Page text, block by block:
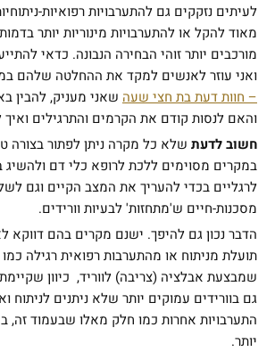
לעיתים נזקקים גם להתערבויות רפואיות-
מאוד להקל או להתערבויות מינוריות יותר
מורכבים יותר זוהי הבחירה הנבונה. כדאי
ואני עוזר לאנשים למקד את ההחלטה שלהם
– חוות דעת בת חצי שעה שאני מעניק, להבין
והאם לנסות קודם את הקרמים והתרגילים
חשוב לדעת שלא כל מקרה ניתן לפתור בצורה
במקרים מסוימים ללכת לרופא כלי דם ולהשיג
לרגליים בכדי להעריך את המצב הקיים וגם
מסכנות-חיים ש'מתחזות' לבעיות וורידים.
הדבר נכון גם להיפך. ישנם מקרים בהם דווקא
תועלת מניתוח או מהתערבות רפואית רגילה
שמבצעת אבלציה (צריבה) לווריד, כיוון
גם בוורידים עמוקים יותר שלא ניתנים לניתוח
התערבויות אחרות כמו חלק מאלו שבעמוד זה,
יותר.